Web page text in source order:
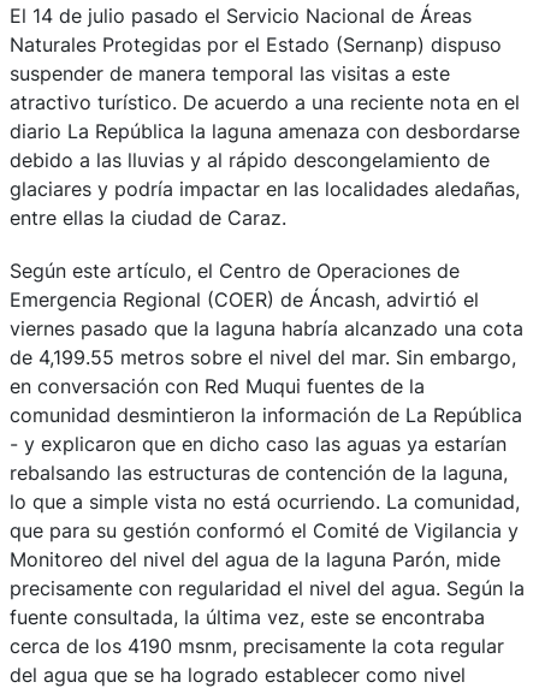
El 14 de julio pasado el Servicio Nacional de Áreas
Naturales Protegidas por el Estado (Sernanp) dispuso
suspender de manera temporal las visitas a este
atractivo turístico. De acuerdo a una reciente nota en el
diario La República la laguna amenaza con desbordarse
debido a las lluvias y al rápido descongelamiento de
glaciares y podría impactar en las localidades aledañas,
entre ellas la ciudad de Caraz.
Según este artículo, el Centro de Operaciones de
Emergencia Regional (COER) de Áncash, advirtió el
viernes pasado que la laguna habría alcanzado una cota
de 4,199.55 metros sobre el nivel del mar. Sin embargo,
en conversación con Red Muqui fuentes de la
comunidad desmintieron la información de La República
- y explicaron que en dicho caso las aguas ya estarían
rebalsando las estructuras de contención de la laguna,
lo que a simple vista no está ocurriendo. La comunidad,
que para su gestión conformó el Comité de Vigilancia y
Monitoreo del nivel del agua de la laguna Parón, mide
precisamente con regularidad el nivel del agua. Según la
fuente consultada, la última vez, este se encontraba
cerca de los 4190 msnm, precisamente la cota regular
del agua que se ha logrado establecer como nivel